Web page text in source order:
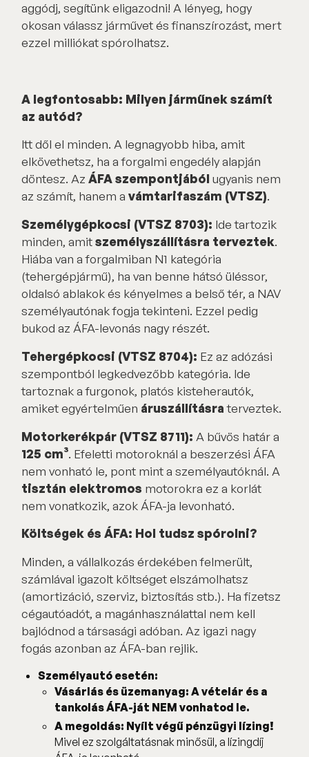
aggódj, segítünk eligazodni! A lényeg, hogy
okosan válassz járművet és finanszírozást, mert
ezzel milliókat spórolhatsz.
A legfontosabb: Milyen járműnek számít
az autód?
Itt dől el minden. A legnagyobb hiba, amit
elkövethetsz, ha a forgalmi engedély alapján
döntesz. AzÁFA szempontjából ugyanis nem
az számít, hanem avámtarifaszám (VTSZ).
Személygépkocsi (VTSZ 8703): Ide tartozik
minden, amitszemélyszállításra terveztek.
Hiába van a forgalmiban N1 kategória
(tehergépjármű), ha van benne hátsó üléssor,
oldalsó ablakok és kényelmes a belső tér, a NAV
személyautónak fogja tekinteni. Ezzel pedig
bukod az ÁFA-levonás nagy részét.
Tehergépkocsi (VTSZ 8704): Ez az adózási
szempontból legkedvezőbb kategória. Ide
tartoznak a furgonok, platós kisteherautók,
amiket egyértelműen áruszállításraterveztek.
Motorkerékpár (VTSZ 8711): A bűvös határ a
125 cm³. Efeletti motoroknál a beszerzési ÁFA
nem vonható le, pont mint a személyautóknál. A
tisztán elektromos motorokra ez a korlát
nem vonatkozik, azok ÁFA-ja levonható.
Költségek és ÁFA: Hol tudsz spórolni?
Minden, a vállalkozás érdekében felmerült,
számlával igazolt költséget elszámolhatsz
(amortizáció, szerviz, biztosítás stb.). Ha fizetsz
cégautóadót, a magánhasználattal nem kell
bajlódnod a társasági adóban. Az igazi nagy
fogás azonban az ÁFA-ban rejlik.
Személyautó esetén:
Vásárlás és üzemanyag: A vételár és a
tankolás ÁFA-ját NEM vonhatod le.
A megoldás: Nyílt végű pénzügyi lízing!
Mivel ez szolgáltatásnak minősül, a lízingdíj